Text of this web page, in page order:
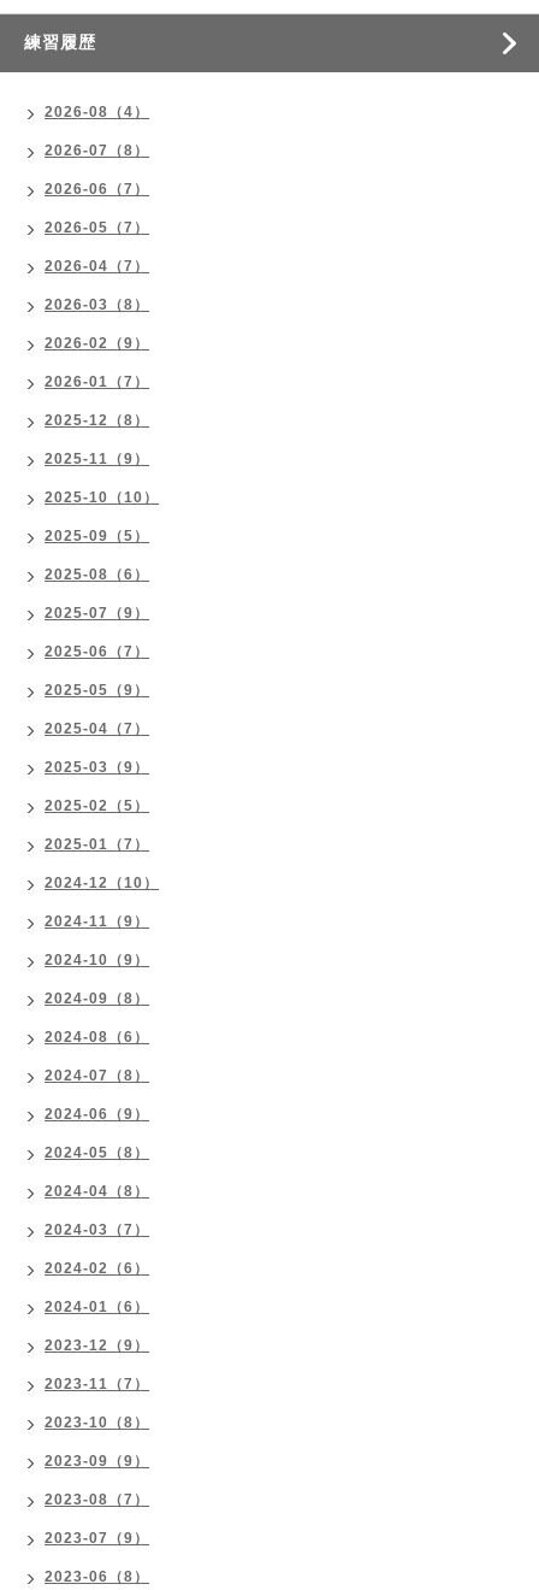
練習履歴
2026-08（4）
2026-07（8）
2026-06（7）
2026-05（7）
2026-04（7）
2026-03（8）
2026-02（9）
2026-01（7）
2025-12（8）
2025-11（9）
2025-10（10）
2025-09（5）
2025-08（6）
2025-07（9）
2025-06（7）
2025-05（9）
2025-04（7）
2025-03（9）
2025-02（5）
2025-01（7）
2024-12（10）
2024-11（9）
2024-10（9）
2024-09（8）
2024-08（6）
2024-07（8）
2024-06（9）
2024-05（8）
2024-04（8）
2024-03（7）
2024-02（6）
2024-01（6）
2023-12（9）
2023-11（7）
2023-10（8）
2023-09（9）
2023-08（7）
2023-07（9）
2023-06（8）